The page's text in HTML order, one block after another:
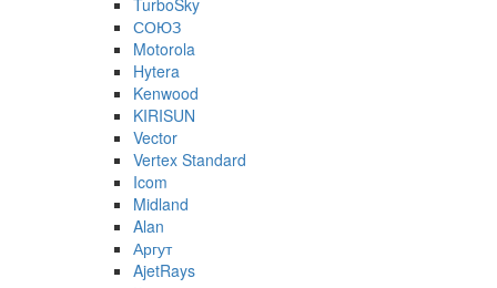
СОЮЗ
Motorola
Hytera
Kenwood
KIRISUN
Vector
Vertex Standard
Icom
Midland
Alan
Аргут
AjetRays